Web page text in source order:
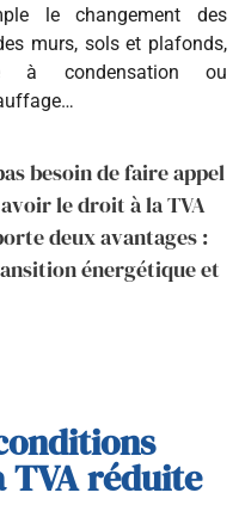
le changement des
murs, sols et plafonds,
à condensation ou
besoin de faire appel
le droit à la TVA
deux avantages :
énergétique et
réduite